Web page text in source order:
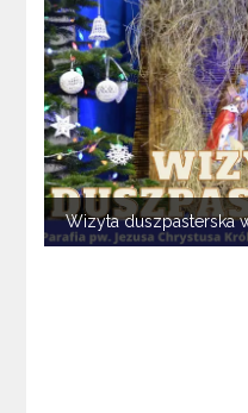
Wizyta duszpasterska